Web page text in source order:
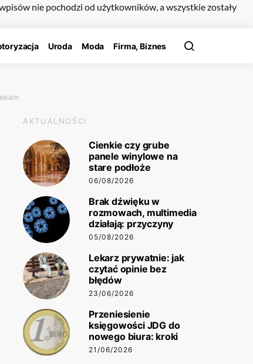
nie pochodzi od użytkowników, a wszystkie zostały
Uroda Moda Firma, Biznes
AKTUALNOŚCI
Cienkie czy grube
panele winylowe na
stare podłoże
06/08/2026
Brak dźwięku w
rozmowach, multimedia
działają: przyczyny
05/08/2026
Lekarz prywatnie: jak
czytać opinie bez
błędów
23/06/2026
Przeniesienie
księgowości JDG do
nowego biura: kroki
21/06/2026